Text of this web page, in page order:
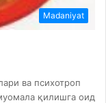
Madaniyat
ва психотроп
қилишга оид